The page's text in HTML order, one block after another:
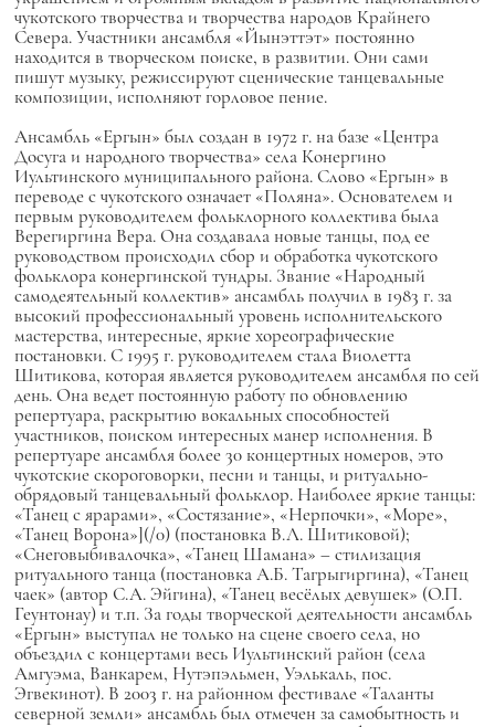
чукотского творчества и творчества народов Крайнего
Севера. Участники ансамбля «Йынэттэт» постоянно
находится в творческом поиске, в развитии. Они сами
пишут музыку, режиссируют сценические танцевальные
композиции, исполняют горловое пение.
Ансамбль «Ергын» был создан в 1972 г. на базе «Центра
Досуга и народного творчества» села Конергино
Иультинского муниципального района. Слово «Ергын» в
переводе с чукотского означает «Поляна». Основателем и
первым руководителем фольклорного коллектива была
Верегиргина Вера. Она создавала новые танцы, под ее
руководством происходил сбор и обработка чукотского
фольклора конергинской тундры. Звание «Народный
самодеятельный коллектив» ансамбль получил в 1983 г. за
высокий профессиональный уровень исполнительского
мастерства, интересные, яркие хореографические
постановки. С 1995 г. руководителем стала Виолетта
Шитикова, которая является руководителем ансамбля по сей
день. Она ведет постоянную работу по обновлению
репертуара, раскрытию вокальных способностей
участников, поиском интересных манер исполнения. В
репертуаре ансамбля более 30 концертных номеров, это
чукотские скороговорки, песни и танцы, и ритуально-
обрядовый танцевальный фольклор. Наиболее яркие танцы:
«Танец с ярарами», «Состязание», «Нерпочки», «Море»,
«Танец Ворона»](/0) (постановка В.Л. Шитиковой);
«Снеговыбивалочка», «Танец Шамана» – стилизация
ритуального танца (постановка А.Б. Тагрыгиргина), «Танец
чаек» (автор С.А. Эйгина), «Танец весёлых девушек» (О.П.
Геунтонау) и т.п. За годы творческой деятельности ансамбль
«Ергын» выступал не только на сцене своего села, но
объездил с концертами весь Иультинский район (села
Амгуэма, Ванкарем, Нутэпэльмен, Уэлькаль, пос.
Эгвекинот). В 2003 г. на районном фестивале «Таланты
северной земли» ансамбль был отмечен за самобытность и